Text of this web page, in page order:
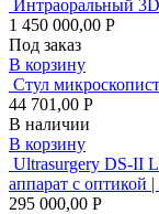
Интраоральный
1 450 000,00 Р
Под заказ
В корзину
Стул
44 701,00 Р
В наличии
В корзину
Ultrasurgery DS-II
аппарат с оптикой
295 000,00 Р